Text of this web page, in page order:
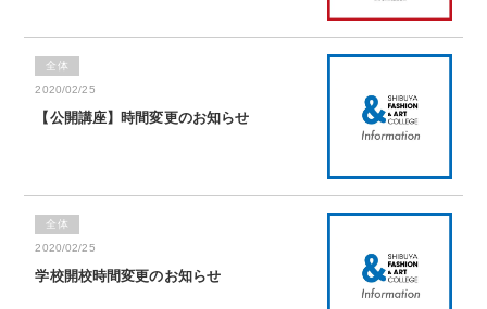
全体
2020/02/25
【公開講座】時間変更のお知らせ
全体
2020/02/25
学校開校時間変更のお知らせ